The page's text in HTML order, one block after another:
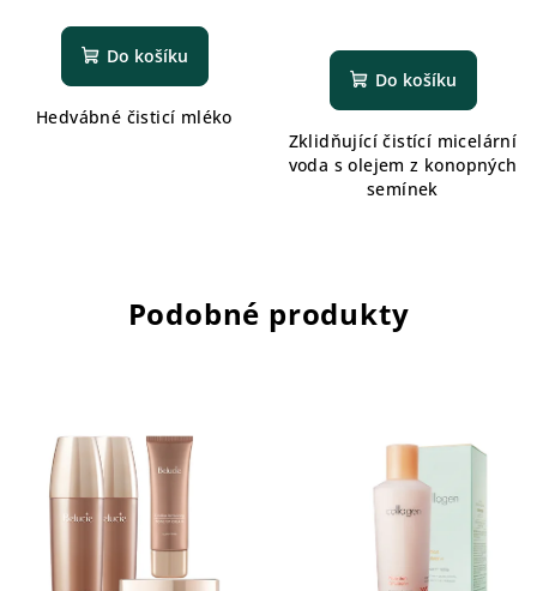
Do košíku
Hedvábné čisticí mléko
Do košíku
Zklidňující čistící micelární
voda s olejem z konopných
semínek
Podobné produkty